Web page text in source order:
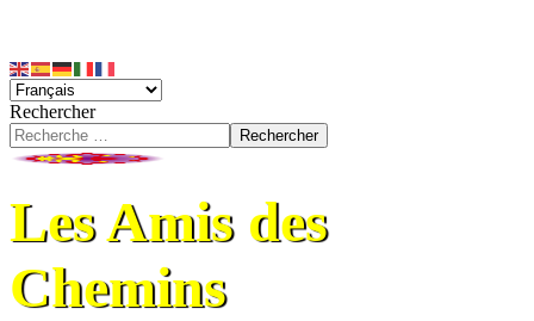
Rechercher
Rechercher
Les Amis des
Chemins